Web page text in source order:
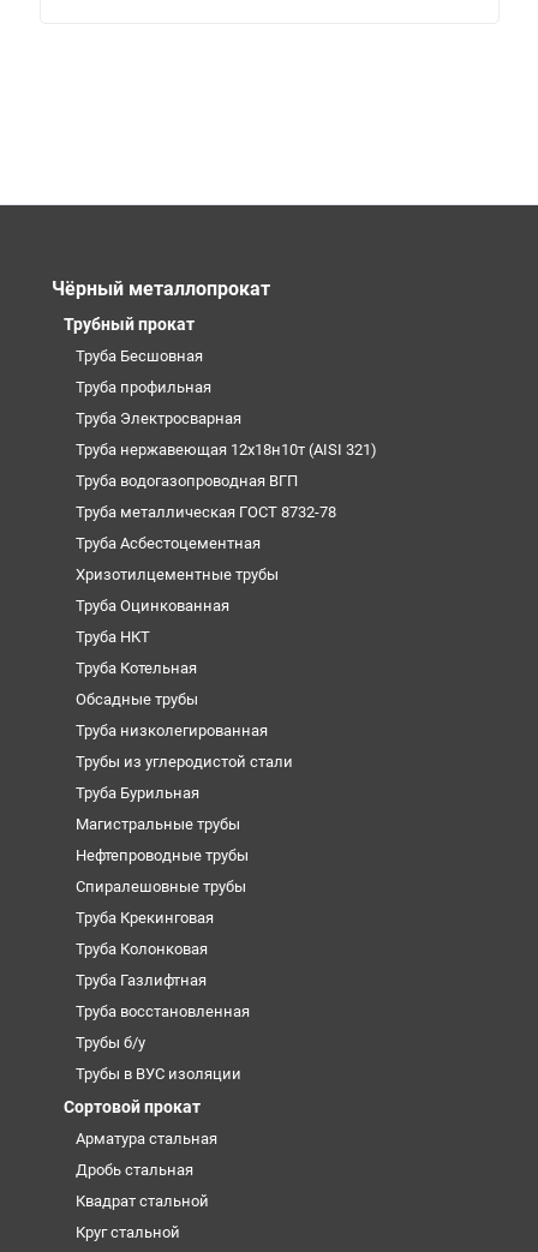
Чёрный металлопрокат
Трубный прокат
Труба Бесшовная
Труба профильная
Труба Электросварная
Труба нержавеющая 12х18н10т (AISI 321)
Труба водогазопроводная ВГП
Труба металлическая ГОСТ 8732-78
Труба Асбестоцементная
Хризотилцементные трубы
Труба Оцинкованная
Труба НКТ
Труба Котельная
Обсадные трубы
Труба низколегированная
Трубы из углеродистой стали
Труба Бурильная
Магистральные трубы
Нефтепроводные трубы
Спиралешовные трубы
Труба Крекинговая
Труба Колонковая
Труба Газлифтная
Труба восстановленная
Трубы б/у
Трубы в ВУС изоляции
Сортовой прокат
Арматура стальная
Дробь стальная
Квадрат стальной
Круг стальной